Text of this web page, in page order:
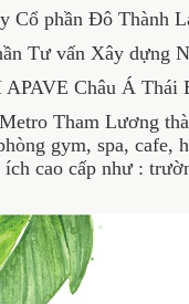
Cổ phần Đô Thành
Tư vấn Xây dựng
Châu Á Thái
Tham Lương
gym, spa,
cao cấp như :